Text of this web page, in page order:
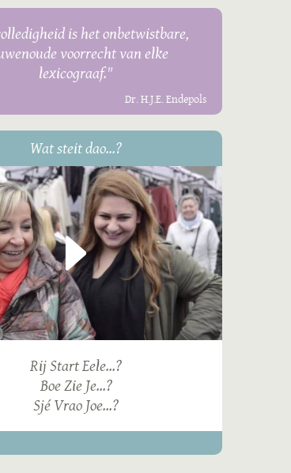
is het onbetwistbare,
voorrecht van elke
lexicograaf."
Dr. H.J.E. Endepols
Wat steit dao...?
Rij Start Eele...?
Boe Zie Je...?
Sjé Vrao Joe...?